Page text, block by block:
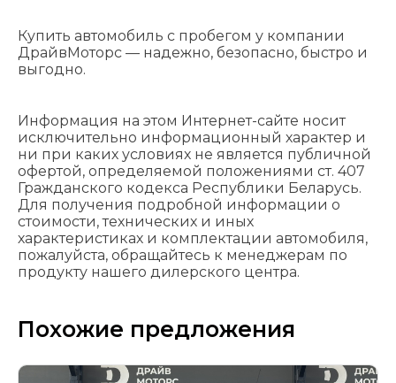
Купить автомобиль с пробегом у компании
ДрайвМоторс — надежно, безопасно, быстро и
выгодно.
Информация на этом Интернет-сайте носит
исключительно информационный характер и
ни при каких условиях не является публичной
офертой, определяемой положениями cт. 407
Гражданского кодекса Республики Беларусь.
Для получения подробной информации о
стоимости, технических и иных
характеристиках и комплектации автомобиля,
пожалуйста, обращайтесь к менеджерам по
продукту нашего дилерского центра.
Похожие предложения